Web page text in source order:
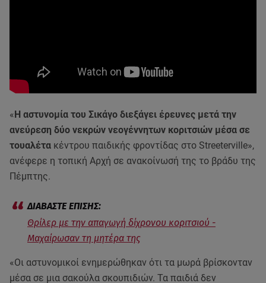
«Η αστυνομία του Σικάγο διεξάγει έρευνες μετά την
ανεύρεση δύο νεκρών νεογέννητων κοριτσιών μέσα σε
τουαλέτα κέντρου παιδικής φροντίδας στο Streeterville»,
ανέφερε η τοπική Αρχή σε ανακοίνωσή της το βράδυ της
Πέμπτης.
Θρίλερ με την απαγωγή δίχρονου κοριτσιού -
Μαχαίρωσαν τη μητέρα της
«Οι αστυνομικοί ενημερώθηκαν ότι τα μωρά βρίσκονταν
μέσα σε μια σακούλα σκουπιδιών. Τα παιδιά δεν